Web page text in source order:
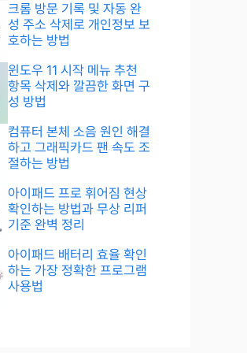
크롬 방문 기록 및 자동 완
성 주소 삭제로 개인정보 보
호하는 방법
윈도우 11 시작 메뉴 추천
항목 삭제와 깔끔한 화면 구
성 방법
컴퓨터 본체 소음 원인 해결
하고 그래픽카드 팬 속도 조
절하는 방법
아이패드 프로 휘어짐 현상
확인하는 방법과 무상 리퍼
기준 완벽 정리
아이패드 배터리 효율 확인
하는 가장 정확한 프로그램
사용법